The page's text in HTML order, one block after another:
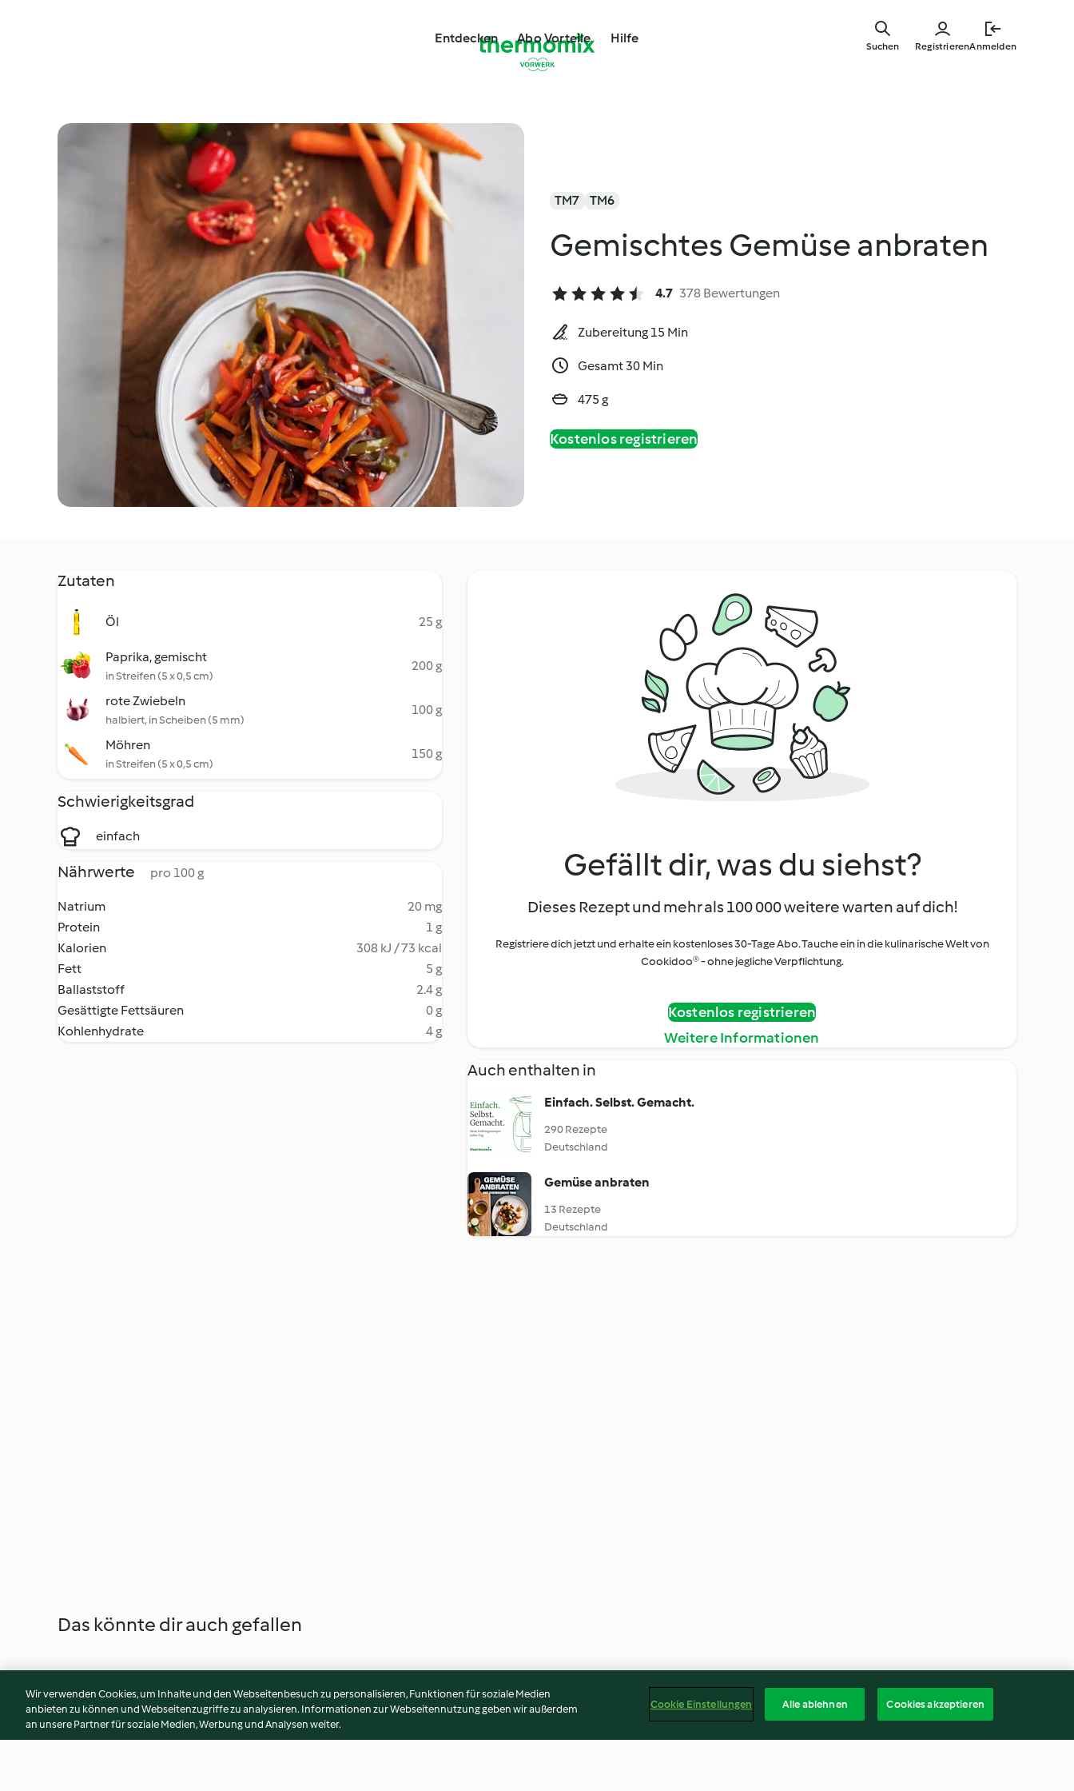
springen
Entdecken Abo Vorteile Hilfe
RegistrierenAnmelden
Suchen
TM7 TM6
Gemischtes Gemüse anbraten
4.7 378 Bewertungen
Zubereitung 15 Min
Gesamt 30 Min
475 g
Kostenlos registrieren
Zutaten
Öl 25 g
Paprika, gemischt
in Streifen (5 x 0,5 cm)
200 g
rote Zwiebeln
halbiert, in Scheiben (5 mm)
100 g
Möhren
in Streifen (5 x 0,5 cm)
150 g
Schwierigkeitsgrad
einfach
Nährwerte pro 100 g
Natrium
20 mg
Protein
1 g
Kalorien
308 kJ / 73 kcal
Fett
5 g
Ballaststoff
2.4 g
Gesättigte Fettsäuren
0 g
Kohlenhydrate
4 g
Gefällt dir, was du siehst?
Dieses Rezept und mehr als 100 000 weitere warten auf dich!
Registriere dich jetzt und erhalte ein kostenloses 30-Tage Abo. Tauche ein in die kulinarische Welt von
Cookidoo® - ohne jegliche Verpflichtung.
Kostenlos registrieren
Weitere Informationen
Auch enthalten in
Einfach. Selbst. Gemacht.
290 Rezepte
Deutschland
Gemüse anbraten
13 Rezepte
Deutschland
Das könnte dir auch gefallen
Wir verwenden Cookies, um Inhalte und den Webseitenbesuch zu personalisieren, Funktionen für soziale Medien
anbieten zu können und Webseitenzugriffe zu analysieren. Informationen zur Webseitennutzung geben wir außerdem
an unsere Partner für soziale Medien, Werbung und Analysen weiter.
Cookie Einstellungen Alle ablehnen Cookies akzeptieren